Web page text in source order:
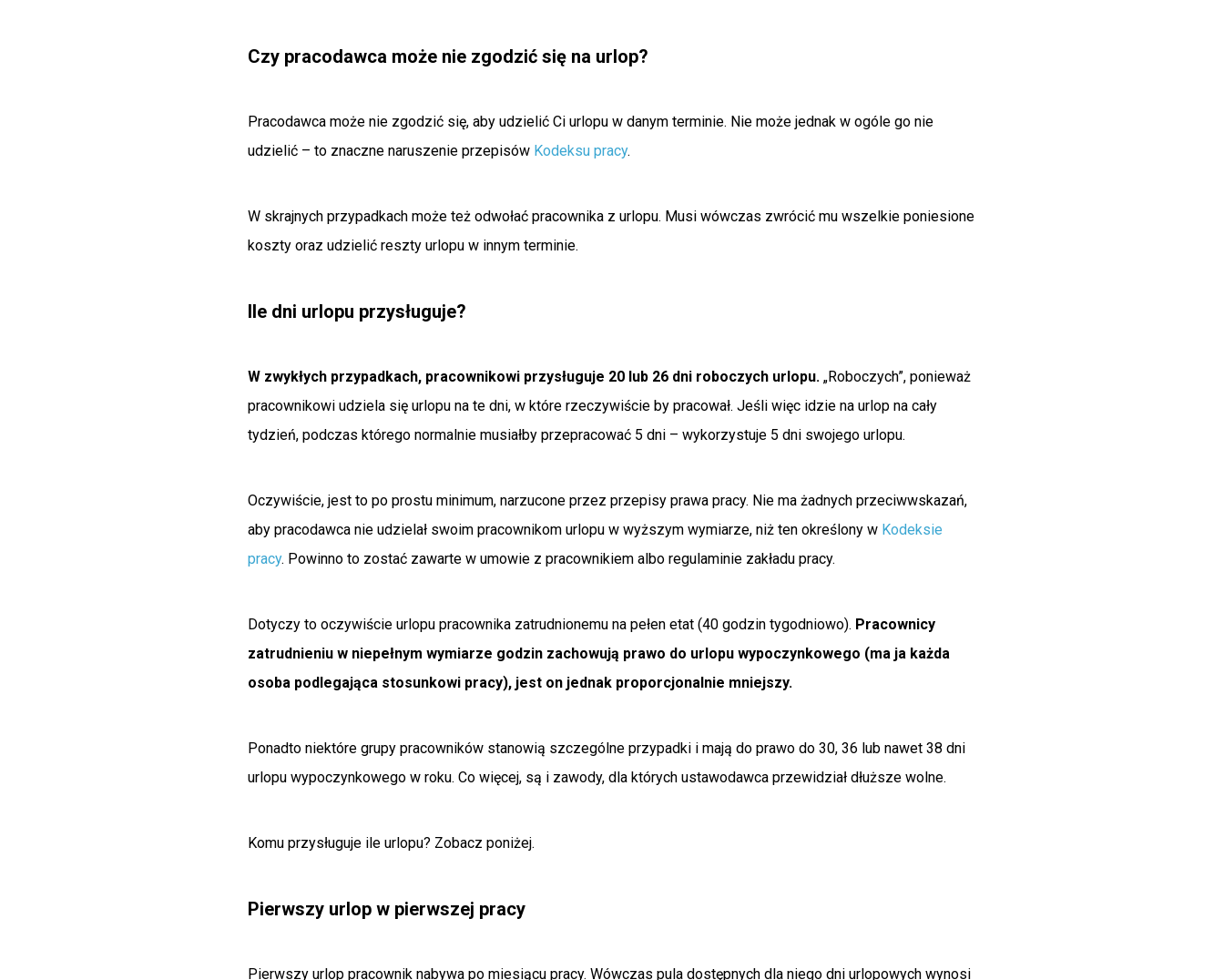
Czy pracodawca może nie zgodzić się na urlop?
Pracodawca może nie zgodzić się, aby udzielić Ci urlopu w danym terminie. Nie może jednak w ogóle go nie
udzielić – to znaczne naruszenie przepisów Kodeksu pracy.
W skrajnych przypadkach może też odwołać pracownika z urlopu. Musi wówczas zwrócić mu wszelkie poniesione
koszty oraz udzielić reszty urlopu w innym terminie.
Ile dni urlopu przysługuje?
W zwykłych przypadkach, pracownikowi przysługuje 20 lub 26 dni roboczych urlopu. „Roboczych”, ponieważ
pracownikowi udziela się urlopu na te dni, w które rzeczywiście by pracował. Jeśli więc idzie na urlop na cały
tydzień, podczas którego normalnie musiałby przepracować 5 dni – wykorzystuje 5 dni swojego urlopu.
Oczywiście, jest to po prostu minimum, narzucone przez przepisy prawa pracy. Nie ma żadnych przeciwwskazań,
aby pracodawca nie udzielał swoim pracownikom urlopu w wyższym wymiarze, niż ten określony w Kodeksie
pracy. Powinno to zostać zawarte w umowie z pracownikiem albo regulaminie zakładu pracy.
Dotyczy to oczywiście urlopu pracownika zatrudnionemu na pełen etat (40 godzin tygodniowo). Pracownicy
zatrudnieniu w niepełnym wymiarze godzin zachowują prawo do urlopu wypoczynkowego (ma ja każda
osoba podlegająca stosunkowi pracy), jest on jednak proporcjonalnie mniejszy.
Ponadto niektóre grupy pracowników stanowią szczególne przypadki i mają do prawo do 30, 36 lub nawet 38 dni
urlopu wypoczynkowego w roku. Co więcej, są i zawody, dla których ustawodawca przewidział dłuższe wolne.
Komu przysługuje ile urlopu? Zobacz poniżej.
Pierwszy urlop w pierwszej pracy
Pierwszy urlop pracownik nabywa po miesiącu pracy. Wówczas pula dostępnych dla niego dni urlopowych wynosi